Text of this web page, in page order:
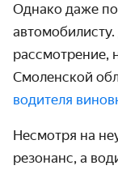
Однако даже
рассмотрение,
Смоленской
водителя
Несмотря на
резонанс, а